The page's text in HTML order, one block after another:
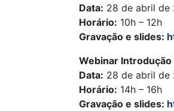
Data: 28 de abril de
Horário: 10h – 12h
Gravação e slides:
Webinar
Data: 28 de abril de
Horário: 14h – 16h
Gravação e slides: